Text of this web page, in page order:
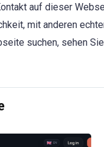
auf dieser
mit anderen
suchen, sehen